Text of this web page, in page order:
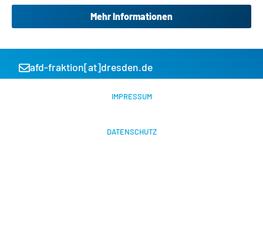
Mehr Informationen
IMPRESSUM
DATENSCHUTZ
afd-fraktion[at]dresden.de